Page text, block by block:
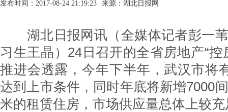
发布时间：2017-08-24 21:19:23 来源：湖北日报网
湖北日报网讯（全媒体记者彭一苇
习生王晶）24日召开的全省房地产“控
推进会透露，今年下半年，武汉市将
达到上市条件，同时年底将新增7000
米的租赁住房，市场供应量总体上较